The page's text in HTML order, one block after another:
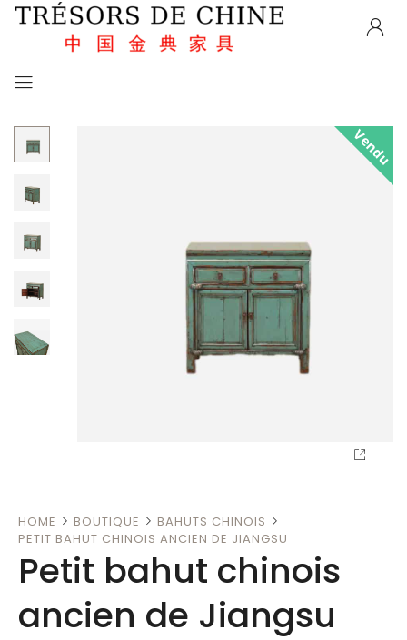
Vendu
HOME BOUTIQUE
BAHUTS CHINOIS
PETIT BAHUT CHINOIS ANCIEN DE JIANGSU
Petit bahut chinois
ancien de Jiangsu